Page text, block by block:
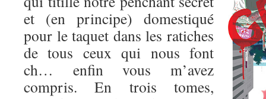
et (en principe) domestiqué
pour le taquet dans les ratiches
de tous ceux qui nous font
ch… enfin vous m’avez
compris. En trois tomes,